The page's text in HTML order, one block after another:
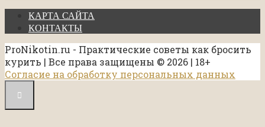
КАРТА САЙТА
КОНТАКТЫ
ProNikotin.ru - Практические советы как бросить
курить | Все права защищены © 2026 | 18+
Согласие на обработку персональных данных